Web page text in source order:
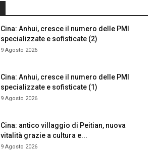
Cina: Anhui, cresce il numero delle PMI
specializzate e sofisticate (2)
9 Agosto 2026
Cina: Anhui, cresce il numero delle PMI
specializzate e sofisticate (1)
9 Agosto 2026
Cina: antico villaggio di Peitian, nuova
vitalità grazie a cultura e...
9 Agosto 2026